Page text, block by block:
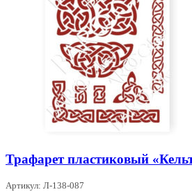
Трафарет пластиковый
Артикул: Л-138-087